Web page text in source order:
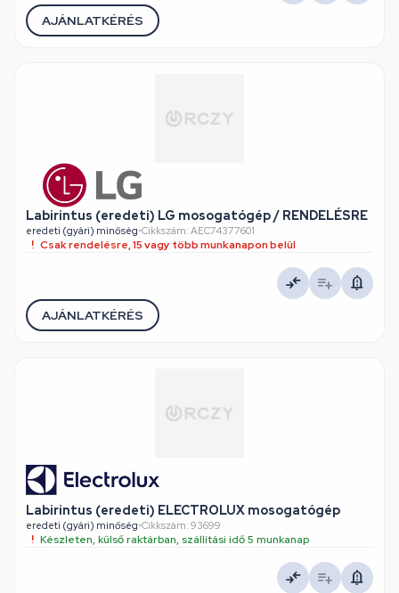
AJÁNLATKÉRÉS
Labirintus (eredeti) LG mosogatógép / RENDELÉSRE
eredeti (gyári) minőség•Cikkszám: AEC74377601
Csak rendelésre, 15 vagy több munkanapon belül
AJÁNLATKÉRÉS
Labirintus (eredeti) ELECTROLUX mosogatógép
eredeti (gyári) minőség•Cikkszám: 93699
Készleten, külső raktárban, szállítási idő 5 munkanap